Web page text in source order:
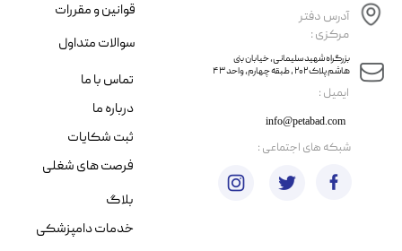
​ایمیل :
آدرس دفتر
مرکزی :
info@petabad.com
​​بزرگراه شهید سلیمانی، خیابان بنی
هاشم پلاک ۲۰۲ ، طبقه چهارم، واحد ۴۳
قوانین و مقررات
سوالات متداول
تماس با ما
درباره ما
ثبت شکایات
فرصت های شغلی
​شبکه های اجتماعی :
بلاگ
خدمات دامپزشکی